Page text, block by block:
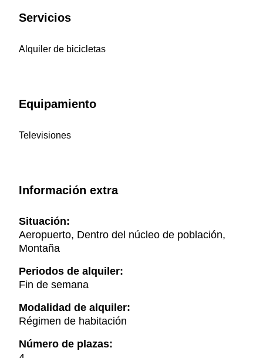
Servicios
Alquiler de bicicletas
Equipamiento
Televisiones
Información extra
Situación:
Aeropuerto, Dentro del núcleo de población,
Montaña
Periodos de alquiler:
Fin de semana
Modalidad de alquiler:
Régimen de habitación
Número de plazas: